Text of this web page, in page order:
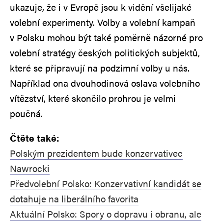
ukazuje, že i v Evropě jsou k vidění všelijaké
volební experimenty. Volby a volební kampaň
v Polsku mohou být také poměrně názorné pro
volební stratégy českých politických subjektů,
které se připravují na podzimní volby u nás.
Například ona dvouhodinová oslava volebního
vítězství, které skončilo prohrou je velmi
poučná.
Čtěte také:
Polským prezidentem bude konzervativec
Nawrocki
Předvolební Polsko: Konzervativní kandidát se
dotahuje na liberálního favorita
Aktuální Polsko: Spory o dopravu i obranu, ale